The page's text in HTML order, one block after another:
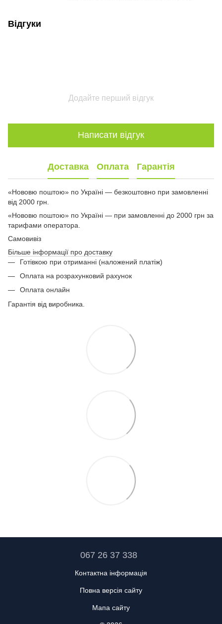
Відгуки
Додайте перший відгук
Написати відгук
Доставка Оплата Гарантія
«Нововю поштою» по Україні — безкоштовно при замовленні
від 2000 грн.
«Нововю поштою» по Україні — при замовленні до 2000 грн за
тарифами оператора.
Самовивіз
Більше інформації про доставку
Готівкою при отриманні (наложений платіж)
Оплата на розрахунковий рахунок
Оплата онлайн
Гарантія від виробника.
067 26 37 338
Контактна інформація
Повна версія сайту
Мапа сайту